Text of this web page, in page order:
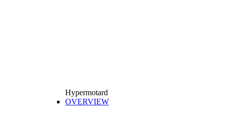
Hypermotard
OVERVIEW